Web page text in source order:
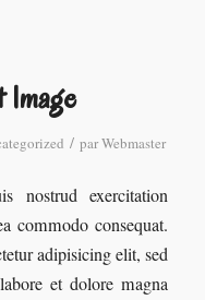
/ parWebmaster
nostrud exercitation
commodo consequat.
adipisicing elit, sed
et dolore magna